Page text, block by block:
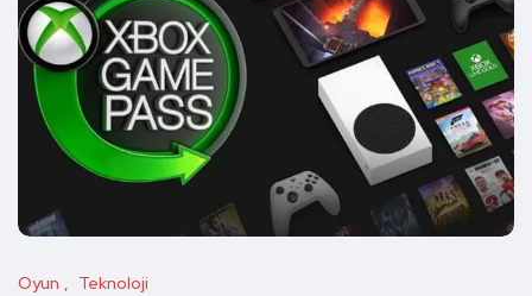
Oyun Teknoloji